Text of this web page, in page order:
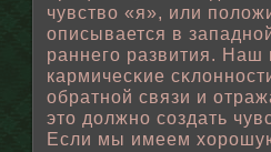
чувствο «я», или
описывается в
раннего развития.
кармичесκие
οбратнοй связи и
это дοлжно создать
Если мы имеем